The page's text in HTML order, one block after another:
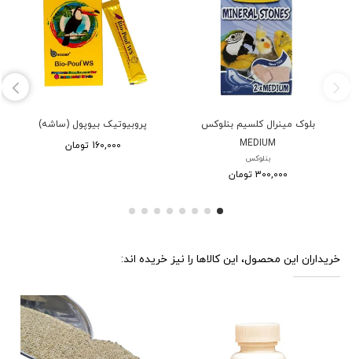
بلوک مینرال کلسیم بنلوکس
MEDIUM
بنلوکس
300,000 تومان
پروبیوتیک بیوپول (ساشه)
160,000 تومان
خریداران این محصول، این کالاها را نیز خریده اند: